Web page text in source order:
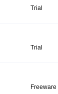
Trial
Trial
Freeware